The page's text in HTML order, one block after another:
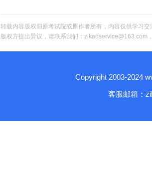
转载内容版权归原考试院或原作者所有，内容仅供学习
版权方提出异议，请联系我们：zikaoservice@163.com
Copyright 2003-2024
客服邮箱：